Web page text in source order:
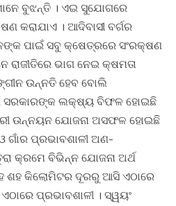
ବୁଝନ୍ତି । ଏଇ ସୁଯୋଗରେ
କରାଯାଏ । ଆଦିବାସୀ ବର୍ଗର
ପାଇଁ ସବୁ କ୍ଷେତ୍ରରେ ସଂରକ୍ଷଣ
ରାଜୀତିରେ ଭାଗ ନେଇ କ୍ଷମତା
ଉନ୍ନତି ହେବ ବୋଲି
ସରକାରଙ୍କ ଲକ୍ଷ୍ୟ ବିଫଳ ହୋଇଛି
ଉନ୍ନୟନ ଯୋଜନା ଅସଫଳ ହୋଇଛି
ଗାଁର ପ୍ରଭାବଶାଳୀ ଅଣ-
କ୍ରମେ ବିଭିନ୍ନ ଯୋଜନା ଅର୍ଥ
ଶହ କିଲୋମିଟର ଦୂରରୁ ଆସି ଏଠାରେ
ପ୍ରଭାବଶାଳୀ । ସ୍ୱୟଂ